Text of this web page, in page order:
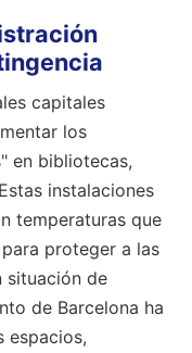
capitales
los
en bibliotecas,
instalaciones
temperaturas que
proteger a las
situación de
de Barcelona ha
espacios,